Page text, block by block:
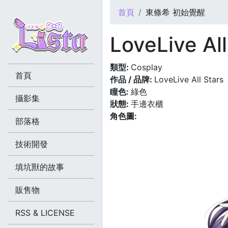
您在這裡
首頁 東條希 初始覺醒
LoveLive
類型: Cosplay
作品 / 品牌: LoveLive All Stars
瞳色: 綠色
狀態: 手邊衣櫃
角色圖:
首頁
攝影集
部落格
技術開發
填坑獸的故事
販售物
RSS & LICENSE